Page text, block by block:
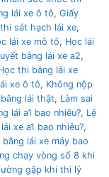
lái xe ô tô, Giấy
sát hạch lái xe,
lái xe mô tô, Học lái
bằng lái xe a2,
thi bằng lái xe
xe ô tô, Không nộp
lái thật, Làm sai
lái a1 bao nhiêu?, Lệ
xe a1 bao nhiêu?,
lái xe máy bao
chạy vòng số 8 khi
gặp khi thi lý